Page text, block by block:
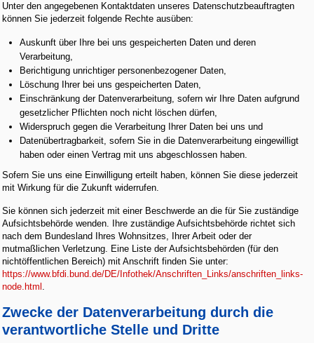
Unter den angegebenen Kontaktdaten unseres Datenschutzbeauftragten
können Sie jederzeit folgende Rechte ausüben:
Auskunft über Ihre bei uns gespeicherten Daten und deren
Verarbeitung,
Berichtigung unrichtiger personenbezogener Daten,
Löschung Ihrer bei uns gespeicherten Daten,
Einschränkung der Datenverarbeitung, sofern wir Ihre Daten aufgrund
gesetzlicher Pflichten noch nicht löschen dürfen,
Widerspruch gegen die Verarbeitung Ihrer Daten bei uns und
Datenübertragbarkeit, sofern Sie in die Datenverarbeitung eingewilligt
haben oder einen Vertrag mit uns abgeschlossen haben.
Sofern Sie uns eine Einwilligung erteilt haben, können Sie diese jederzeit
mit Wirkung für die Zukunft widerrufen.
Sie können sich jederzeit mit einer Beschwerde an die für Sie zuständige
Aufsichtsbehörde wenden. Ihre zuständige Aufsichtsbehörde richtet sich
nach dem Bundesland Ihres Wohnsitzes, Ihrer Arbeit oder der
mutmaßlichen Verletzung. Eine Liste der Aufsichtsbehörden (für den
nichtöffentlichen Bereich) mit Anschrift finden Sie unter:
https://www.bfdi.bund.de/DE/Infothek/Anschriften_Links/anschriften_links-
node.html .
Zwecke der Datenverarbeitung durch die
verantwortliche Stelle und Dritte